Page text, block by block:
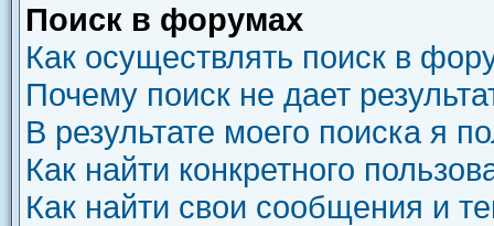
Поиск в форумах
Как осуществлять поиск в
Почему поиск не дает
В результате моего поиска я
Как найти конкретного
Как найти свои сообщения и